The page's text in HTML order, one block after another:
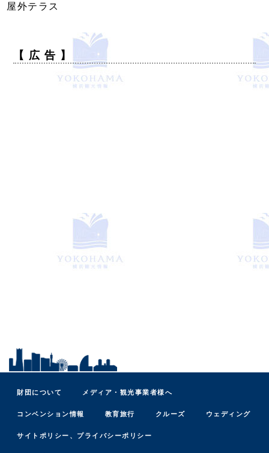
屋外テラス
【 広 告 】
財団について メディア・観光事業者様へ
コンベンション情報 教育旅行 クルーズ ウェディング
サイトポリシー、プライバシーポリシー